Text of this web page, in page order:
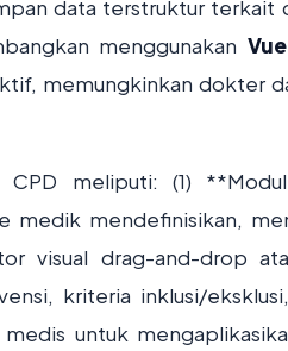
data terstruktur terkait
menggunakan
memungkinkan dokter
meliputi: (1)
mendefinisikan,
visual drag-and-drop
kriteria inklusi/
untuk